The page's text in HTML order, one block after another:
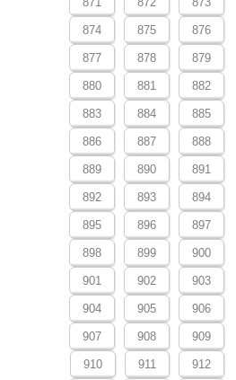
874 875 876
877 878 879
880 881 882
883 884 885
886 887 888
889 890 891
892 893 894
895 896 897
898 899 900
901 902 903
904 905 906
907 908 909
910 911 912